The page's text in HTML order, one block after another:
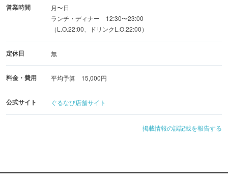
営業時間
月〜日
ランチ・ディナー 12:30〜23:00
（L.O.22:00、ドリンクL.O.22:00）
定休日 無
料金・費用 平均予算 15,000円
公式サイト ぐるなび店舗サイト
掲載情報の誤記載を報告する